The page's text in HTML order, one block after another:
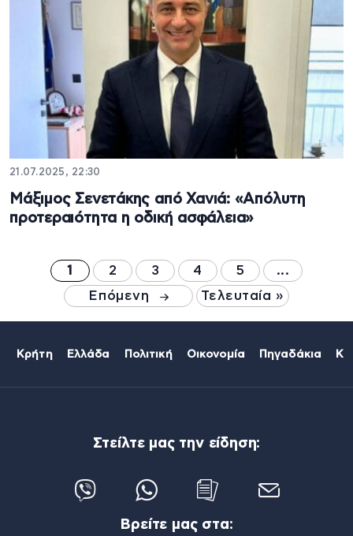
21.07.2025, 22:30
Μάξιμος Σενετάκης από Χανιά: «Απόλυτη
προτεραιότητα η οδική ασφάλεια»
1 2 3 4 5
...
Επόμενη
Τελευταία »
Κρήτη Ελλάδα Πολιτική Οικονομία Πηγαδάκια
Στείλτε μας την είδηση:
Βρείτε μας στα: